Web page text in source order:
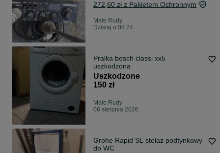
272,60 zł z Pakietem Ochronnym
Małe Rudy
Dzisiaj o 08:24
Pralka bosch classi xx5
uszkodzona
Uszkodzone
150 zł
Małe Rudy
06 sierpnia 2026
Grohe Rapid SL stelaż podtynkowy
do WC